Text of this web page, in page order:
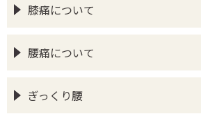
膝痛について
腰痛について
ぎっくり腰